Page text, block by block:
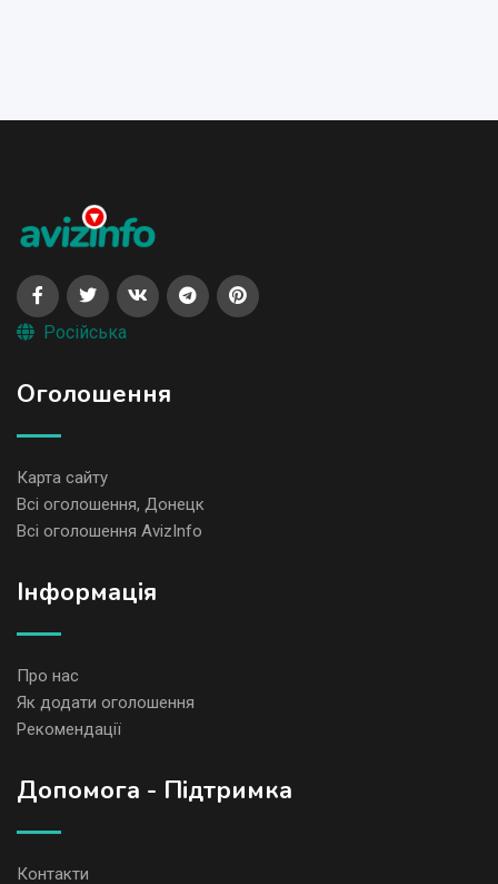
Російська
Оголошення
Карта сайту
Всі оголошення, Донецк
Всі оголошення AvizInfo
Iнформація
Про нас
Як додати оголошення
Рекомендації
Допомога - Підтримка
Контакти